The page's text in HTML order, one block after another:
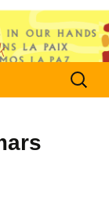
Search
for: